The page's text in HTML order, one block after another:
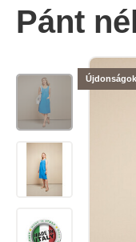
Pánt
Újdonságok